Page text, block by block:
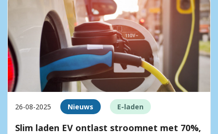
26-08-2025 Nieuws E-laden
Slim laden EV ontlast stroomnet met 70%,